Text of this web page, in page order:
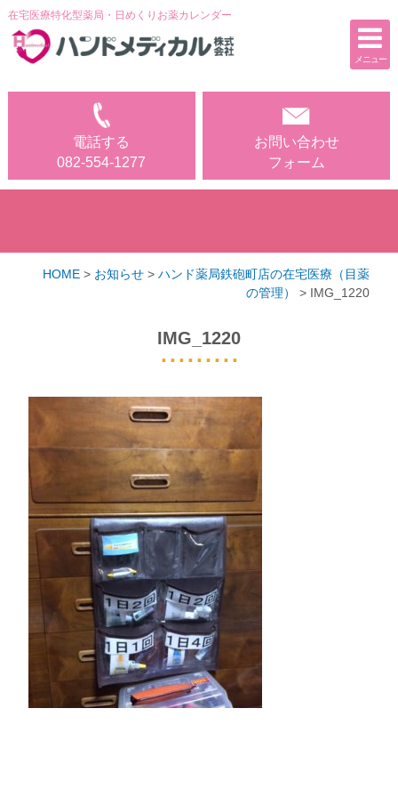
082-554-1277
お問い合わせ
フォーム
ホーム
お薬カレンダー
お知らせ
お問い合わせ
プライバシーポリシー
サイトマップ
在宅医療特化型薬局・日めくりお薬カレンダー
メニュー
電話する
082-554-1277
お問い合わせ
フォーム
HOME> お知らせ> ハンド薬局鉄砲町店の在宅医療（目薬
の管理）
> IMG_1220
IMG_1220